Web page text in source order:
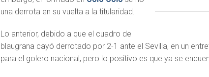
una derrota en su vuelta a la titularidad.
Lo anterior, debido a que el cuadro de
blaugrana cayó derrotado por 2-1 ante el Sevilla, en un
para el golero nacional, pero lo positivo es que ya se